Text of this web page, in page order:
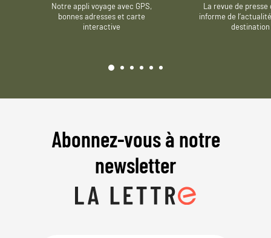
Notre appli voyage avec GPS,
bonnes adresses et carte
interactive
La revue de presse
informe de
destination
Abonnez-vous à notre
newsletter